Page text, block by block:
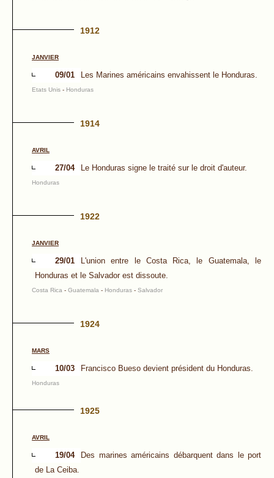
1912
JANVIER
09/01 Les Marines américains envahissent le Honduras.
Etats Unis - Honduras
1914
AVRIL
27/04 Le Honduras signe le traité sur le droit d'auteur.
Honduras
1922
JANVIER
29/01
L'union entre le Costa Rica, le Guatemala, le
Honduras et le Salvador est dissoute.
Costa Rica - Guatemala - Honduras - Salvador
1924
MARS
10/03 Francisco Bueso devient président du Honduras.
Honduras
1925
AVRIL
19/04
Des marines américains débarquent dans le port
de La Ceiba.